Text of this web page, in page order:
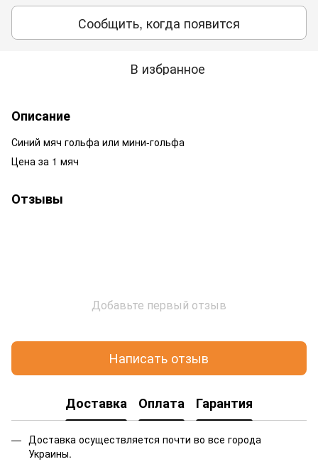
Сообщить, когда появится
В избранное
Описание
Синий мяч гольфа или мини-гольфа
Цена за 1 мяч
Отзывы
Добавьте первый отзыв
Написать отзыв
Доставка Оплата Гарантия
Доставка осуществляется почти во все города
Украины.